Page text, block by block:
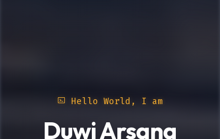
Hello World, I am
Duwi Arsana